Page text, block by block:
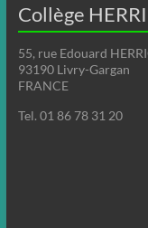
Collège
55, rue Edouard
93190 Livry-Gargan
FRANCE
Tel. 01 86 78 31 20